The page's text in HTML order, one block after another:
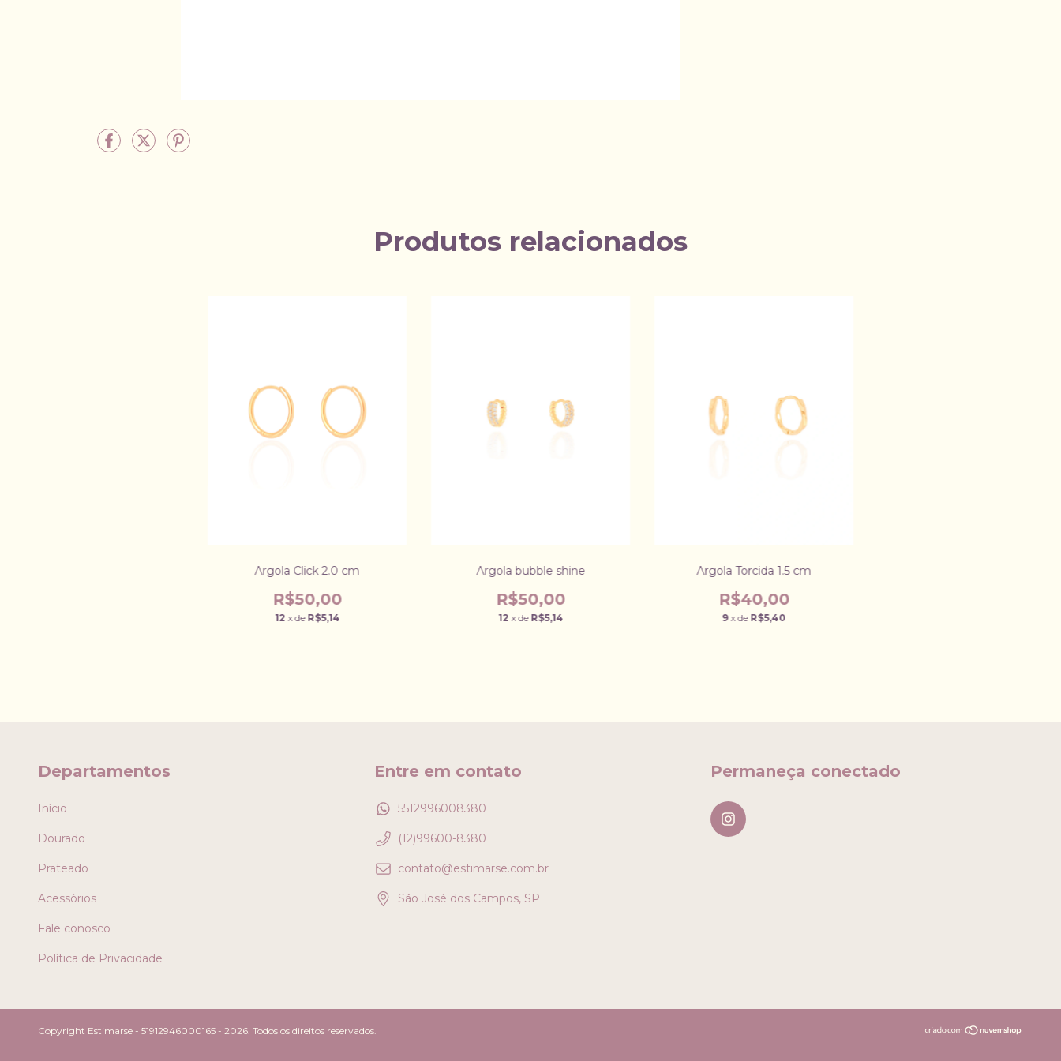
Produtos relacionados
Argola Click 2.0 cm
R$50,00
12 x de R$5,14
Argola bubble shine
R$50,00
12 x de R$5,14
Argola Torcida 1.5 cm
R$40,00
9 x de R$5,40
Departamentos
Início
Dourado
Prateado
Acessórios
Fale conosco
Política de Privacidade
Entre em contato
5512996008380
(12)99600-8380
contato@estimarse.com.br
São José dos Campos, SP
Permaneça conectado
Copyright Estimarse - 51912946000165 - 2026. Todos os direitos reservados.